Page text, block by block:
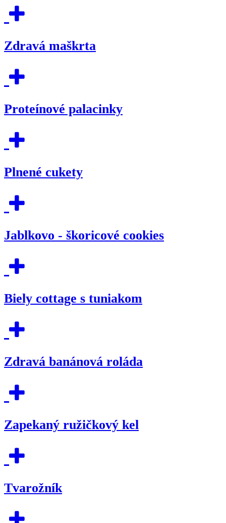
Zdravá maškrta
Proteínové palacinky
Plnené cukety
Jablkovo - škoricové cookies
Biely cottage s tuniakom
Zdravá banánová roláda
Zapekaný ružičkový kel
Tvarožník